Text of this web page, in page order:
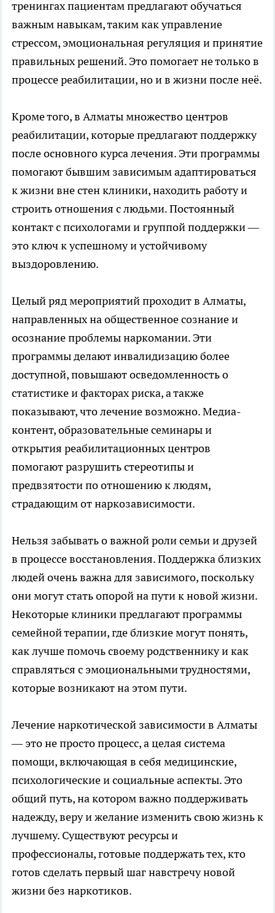
тренингах пациентам предлагают обучаться
важным навыкам, таким как управление
стрессом, эмоциональная регуляция и принятие
правильных решений. Это помогает не только в
процессе реабилитации, но и в жизни после неё.
Кроме того, в Алматы множество центров
реабилитации, которые предлагают поддержку
после основного курса лечения. Эти программы
помогают бывшим зависимым адаптироваться
к жизни вне стен клиники, находить работу и
строить отношения с людьми. Постоянный
контакт с психологами и группой поддержки —
это ключ к успешному и устойчивому
выздоровлению.
Целый ряд мероприятий проходит в Алматы,
направленных на общественное сознание и
осознание проблемы наркомании. Эти
программы делают инвалидизацию более
доступной, повышают осведомленность о
статистике и факторах риска, а также
показывают, что лечение возможно. Медиа-
контент, образовательные семинары и
открытия реабилитационных центров
помогают разрушить стереотипы и
предвзятости по отношению к людям,
страдающим от наркозависимости.
Нельзя забывать о важной роли семьи и друзей
в процессе восстановления. Поддержка близких
людей очень важна для зависимого, поскольку
они могут стать опорой на пути к новой жизни.
Некоторые клиники предлагают программы
семейной терапии, где близкие могут понять,
как лучше помочь своему родственнику и как
справляться с эмоциональными трудностями,
которые возникают на этом пути.
Лечение наркотической зависимости в Алматы
— это не просто процесс, а целая система
помощи, включающая в себя медицинские,
психологические и социальные аспекты. Это
общий путь, на котором важно поддерживать
надежду, веру и желание изменить свою жизнь к
лучшему. Существуют ресурсы и
профессионалы, готовые поддержать тех, кто
готов сделать первый шаг навстречу новой
жизни без наркотиков.